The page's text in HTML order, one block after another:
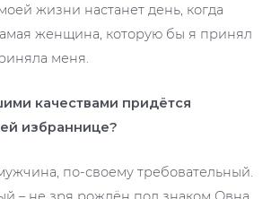
жизни настанет день, когда
женщина, которую бы я принял
меня.
качествами придётся
избраннице?
по-своему требовательный.